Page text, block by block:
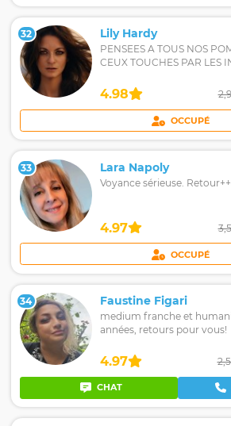
32 Lily Hardy
PENSEES A TOUS NOS
CEUX TOUCHES PAR LES
4.98
OCCUPÉ
33 Lara Napoly
Voyance sérieuse.
4.97
OCCUPÉ
34 Faustine Figari
medium franche et humaniste,maîtrise de 18
années, retours pour vous!
4.97
CHAT